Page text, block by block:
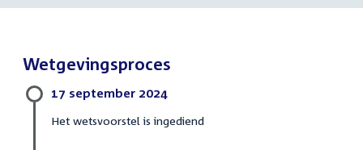
Wetgevingsproces
17 september 2024
Het wetsvoorstel is ingediend